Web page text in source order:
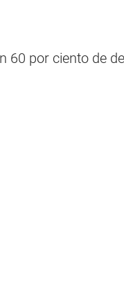
60 por ciento de